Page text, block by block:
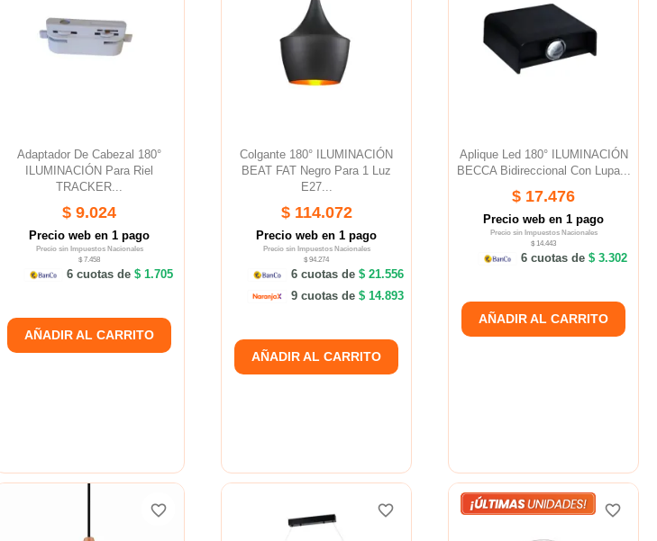
Adaptador De Cabezal 180°
ILUMINACIÓN Para Riel
TRACKER...
$ 9.024
Precio web en 1 pago
Precio sin Impuestos Nacionales
$ 7.458
6 cuotas de$ 1.705
AÑADIR AL CARRITO
Colgante 180° ILUMINACIÓN
BEAT FAT Negro Para 1 Luz
E27...
$ 114.072
Precio web en 1 pago
Precio sin Impuestos Nacionales
$ 94.274
6 cuotas de $ 21.556
9 cuotas de $ 14.893
AÑADIR AL CARRITO
Aplique Led 180° ILUMINACIÓN
BECCA Bidireccional Con Lupa...
$ 17.476
Precio web en 1 pago
Precio sin Impuestos Nacionales
$ 14.443
6 cuotas de$ 3.302
AÑADIR AL CARRITO
favorite_border
favorite_border
favorite_border favorite_border
favorite_border
favorite_border favorite_border
favorite_border
favorite_border